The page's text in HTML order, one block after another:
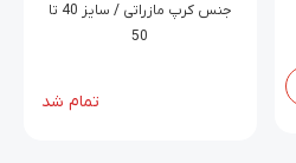
جنس کرپ مازراتی / سایز 40 تا
50
تمام شد